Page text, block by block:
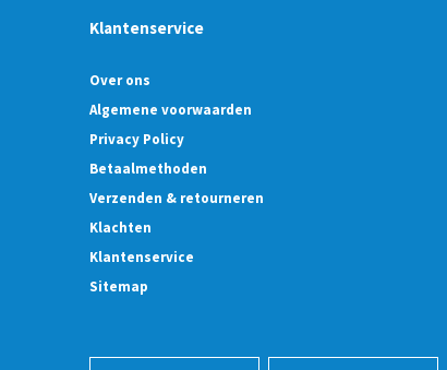
Klantenservice
Over ons
Algemene voorwaarden
Privacy Policy
Betaalmethoden
Verzenden & retourneren
Klachten
Klantenservice
Sitemap